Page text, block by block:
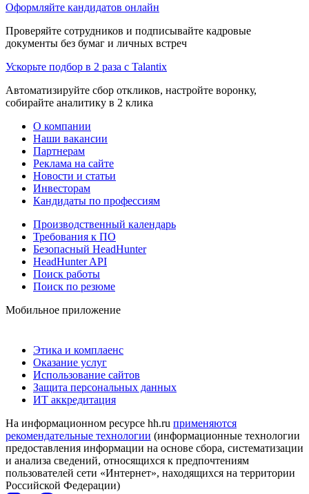
Оформляйте кандидатов онлайн
Проверяйте сотрудников и подписывайте кадровые
документы без бумаг и личных встреч
Ускорьте подбор в 2 раза с Talantix
Автоматизируйте сбор откликов, настройте воронку,
собирайте аналитику в 2 клика
О компании
Наши вакансии
Партнерам
Реклама на сайте
Новости и статьи
Инвесторам
Кандидаты по профессиям
Производственный календарь
Требования к ПО
Безопасный HeadHunter
HeadHunter API
Поиск работы
Поиск по резюме
Мобильное приложение
Этика и комплаенс
Оказание услуг
Использование сайтов
Защита персональных данных
ИТ аккредитация
На информационном ресурсе hh.ru применяются
рекомендательные технологии (информационные технологии
предоставления информации на основе сбора, систематизации
и анализа сведений, относящихся к предпочтениям
пользователей сети «Интернет», находящихся на территории
Российской Федерации)